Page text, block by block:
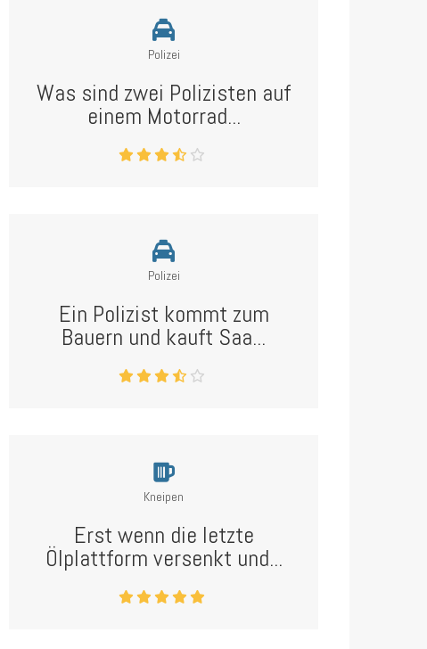
Polizei
Was sind zwei Polizisten auf
einem Motorrad...
Polizei
Ein Polizist kommt zum
Bauern und kauft Saa...
Kneipen
Erst wenn die letzte
Ölplattform versenkt und...